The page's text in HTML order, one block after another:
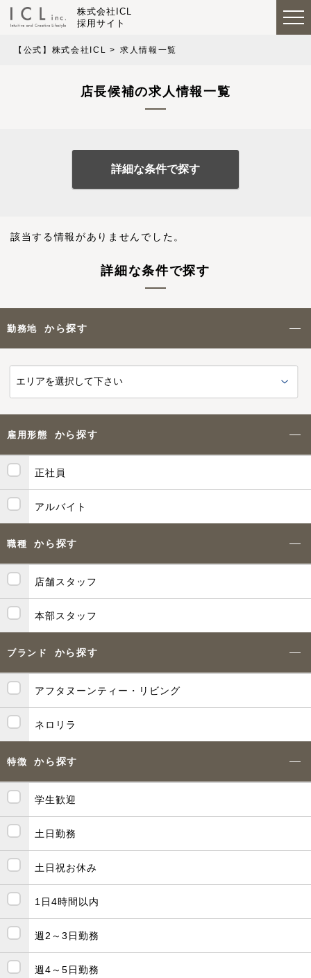
株式会社ICL
採用サイト
【公式】株式会社ICL 求人情報一覧
店長候補の求人情報一覧
詳細な条件で探す
該当する情報がありませんでした。
詳細な条件で探す
勤務地 から探す
雇用形態 から探す
正社員
アルバイト
職種 から探す
店舗スタッフ
本部スタッフ
ブランド から探す
アフタヌーンティー・リビング
ネロリラ
特徴 から探す
学生歓迎
土日勤務
土日祝お休み
1日4時間以内
週2～3日勤務
週4～5日勤務